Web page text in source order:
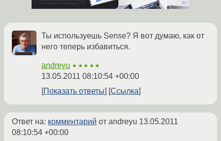
Ты используешь Sense? Я вот думаю, как от
него теперь избавиться.
andreyu ★★★★★
13.05.2011 08:10:54 +00:00
Показать ответы
Ссылка
Ответ на: комментарий от andreyu 13.05.2011
08:10:54 +00:00